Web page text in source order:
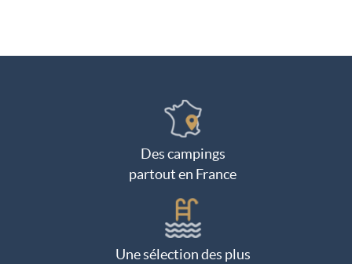
Des campings
partout en France
Une sélection des plus